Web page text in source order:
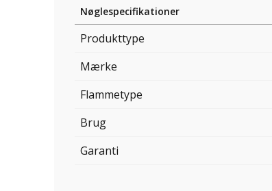
Nøglespecifikationer
Produkttype
Mærke
Flammetype
Brug
Garanti